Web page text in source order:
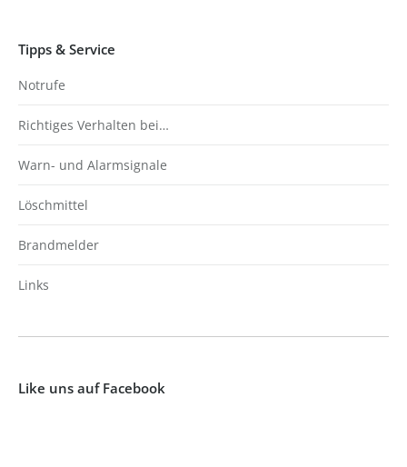
Tipps & Service
Notrufe
Richtiges Verhalten bei…
Warn- und Alarmsignale
Löschmittel
Brandmelder
Links
Like uns auf Facebook